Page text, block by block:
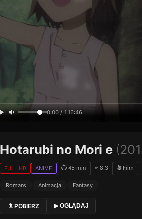
0:00 / 116:46
Hotarubi no Mori e
FULL HD ANIME ⏱ 45 min ⭐ 8.3 🎬 Film
Romans Animacja Fantasy
POBIERZ ▶ OGLĄDAJ